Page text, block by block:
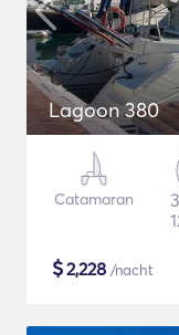
Lagoon 380
Catamaran
$2,228 /nacht